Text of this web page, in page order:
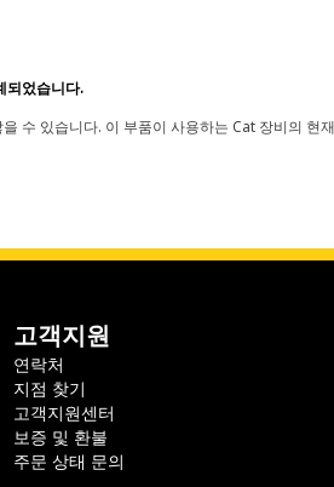
되었습니다.
수 있습니다. 이 부품이 사용하는 Cat 장비의
고객지원
연락처
지점 찾기
고객지원센터
보증 및 환불
주문 상태 문의